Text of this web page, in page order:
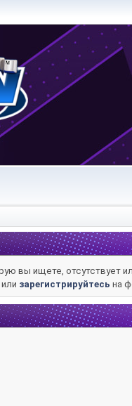
вы ищете, отсутствует
зарегистрируйтесь на